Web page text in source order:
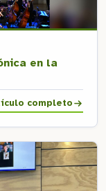
en la
completo